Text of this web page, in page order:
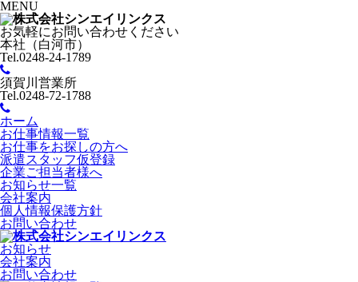
MENU
お気軽にお問い合わせください
本社（白河市）
Tel.0248-24-1789
須賀川営業所
Tel.0248-72-1788
ホーム
お仕事情報一覧
お仕事をお探しの方へ
派遣スタッフ仮登録
企業ご担当者様へ
お知らせ一覧
会社案内
個人情報保護方針
お問い合わせ
お知らせ
会社案内
お問い合わせ